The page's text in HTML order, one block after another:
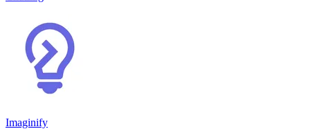
Imaginify